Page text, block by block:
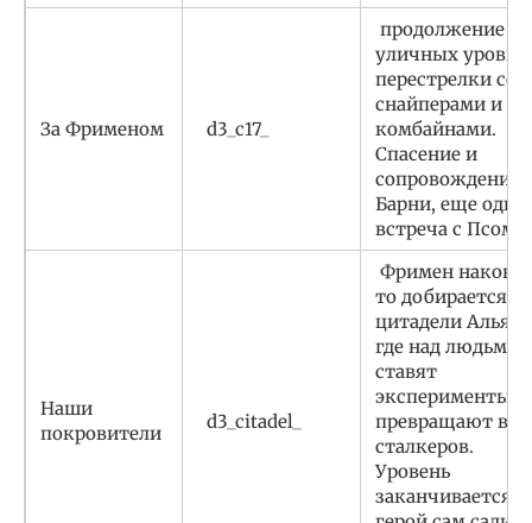
За Фрименом d3_c17_
продолжение
уличных
перестрелки со
снайперами и
комбайнами.
Спасение и
сопровождение
Барни, еще одна
встреча с Псом.
Наши
покровители
d3_citadel_
Фримен
то добирается до
цитадели
где над людьми
ставят
эксперименты и
превращают в
сталкеров.
Уровень
заканчивается,